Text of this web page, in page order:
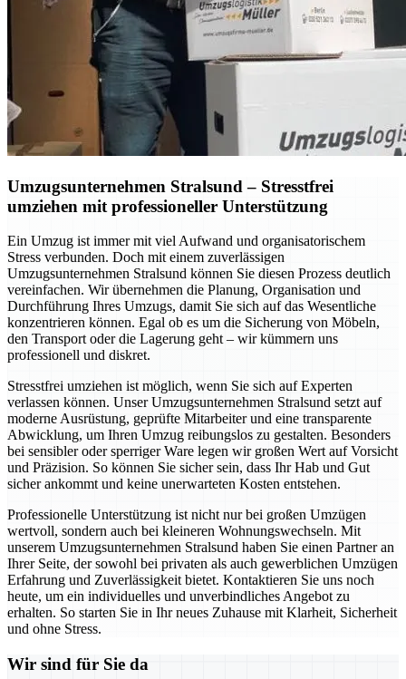
Umzugsunternehmen Stralsund – Stresstfrei
umziehen mit professioneller Unterstützung
Ein Umzug ist immer mit viel Aufwand und organisatorischem
Stress verbunden. Doch mit einem zuverlässigen
Umzugsunternehmen Stralsund können Sie diesen Prozess deutlich
vereinfachen. Wir übernehmen die Planung, Organisation und
Durchführung Ihres Umzugs, damit Sie sich auf das Wesentliche
konzentrieren können. Egal ob es um die Sicherung von Möbeln,
den Transport oder die Lagerung geht – wir kümmern uns
professionell und diskret.
Stresstfrei umziehen ist möglich, wenn Sie sich auf Experten
verlassen können. Unser Umzugsunternehmen Stralsund setzt auf
moderne Ausrüstung, geprüfte Mitarbeiter und eine transparente
Abwicklung, um Ihren Umzug reibungslos zu gestalten. Besonders
bei sensibler oder sperriger Ware legen wir großen Wert auf Vorsicht
und Präzision. So können Sie sicher sein, dass Ihr Hab und Gut
sicher ankommt und keine unerwarteten Kosten entstehen.
Professionelle Unterstützung ist nicht nur bei großen Umzügen
wertvoll, sondern auch bei kleineren Wohnungswechseln. Mit
unserem Umzugsunternehmen Stralsund haben Sie einen Partner an
Ihrer Seite, der sowohl bei privaten als auch gewerblichen Umzügen
Erfahrung und Zuverlässigkeit bietet. Kontaktieren Sie uns noch
heute, um ein individuelles und unverbindliches Angebot zu
erhalten. So starten Sie in Ihr neues Zuhause mit Klarheit, Sicherheit
und ohne Stress.
Wir sind für Sie da